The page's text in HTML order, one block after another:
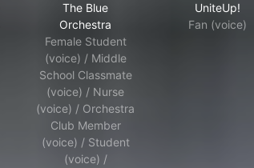
The Blue
Orchestra
Female Student
(voice) / Middle
School Classmate
(voice) / Nurse
(voice) / Orchestra
Club Member
(voice) / Student
(voice) /
UniteUp!
Fan (voice)